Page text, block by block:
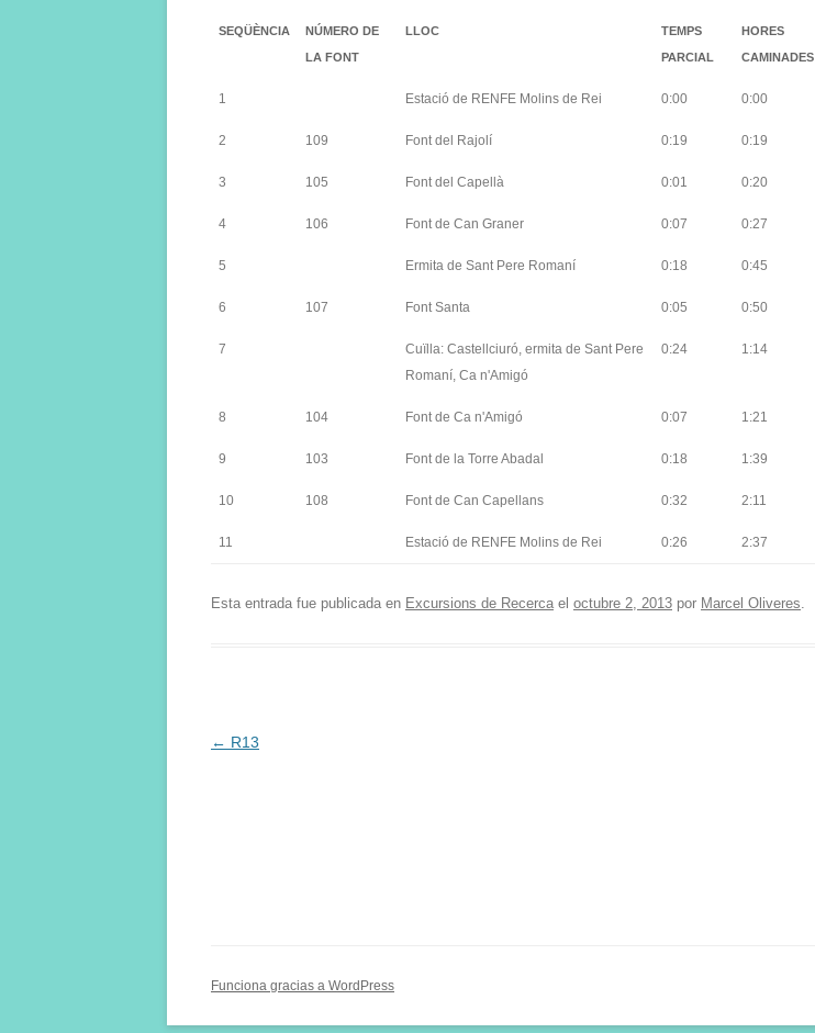
SEQÜÈNCIA
NÚMERO DE
LA FONT
LLOC
TEMPS
PARCIAL
HORES
CAMINADES
1 Estació de RENFE Molins de Rei 0:00 0:00
2 109 Font del Rajolí 0:19 0:19
3 105 Font del Capellà 0:01 0:20
4 106 Font de Can Graner 0:07 0:27
5 Ermita de Sant Pere Romaní 0:18 0:45
6 107 Font Santa 0:05 0:50
7
Cuïlla: Castellciuró, ermita de Sant Pere
Romaní, Ca n'Amigó
0:24 1:14
8 104 Font de Ca n'Amigó 0:07 1:21
9 103 Font de la Torre Abadal 0:18 1:39
10 108 Font de Can Capellans 0:32 2:11
11 Estació de RENFE Molins de Rei 0:26 2:37
Esta entrada fue publicada en Excursions de Recerca el octubre 2, 2013 por Marcel Oliveres.
Navegación
← R13
Funciona gracias a WordPress